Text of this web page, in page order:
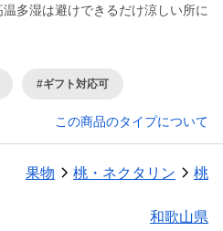
多湿は避けできるだけ涼しい所に
#ギフト対応可
この商品のタイプについて
果物 桃・ネクタリン 桃
和歌山県